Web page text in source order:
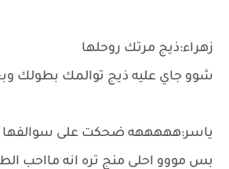
زهراء:ذيج مرتك روحلها
شوو جاي عليه ذيج توالمك بطولك
ياسر:هههههه ضحكت على
بس مووو احلى منج تره انه مااحب